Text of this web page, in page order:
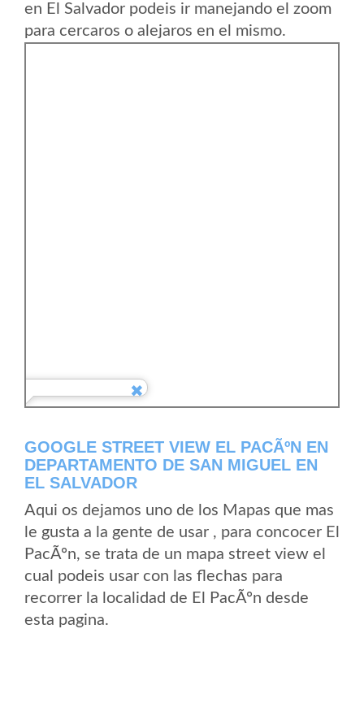
en El Salvador podeis ir manejando el zoom
para cercaros o alejaros en el mismo.
GOOGLE STREET VIEW EL PACÃºN EN
DEPARTAMENTO DE SAN MIGUEL EN
EL SALVADOR
Aqui os dejamos uno de los Mapas que mas
le gusta a la gente de usar , para concocer El
PacÃºn, se trata de un mapa street view el
cual podeis usar con las flechas para
recorrer la localidad de El PacÃºn desde
esta pagina.